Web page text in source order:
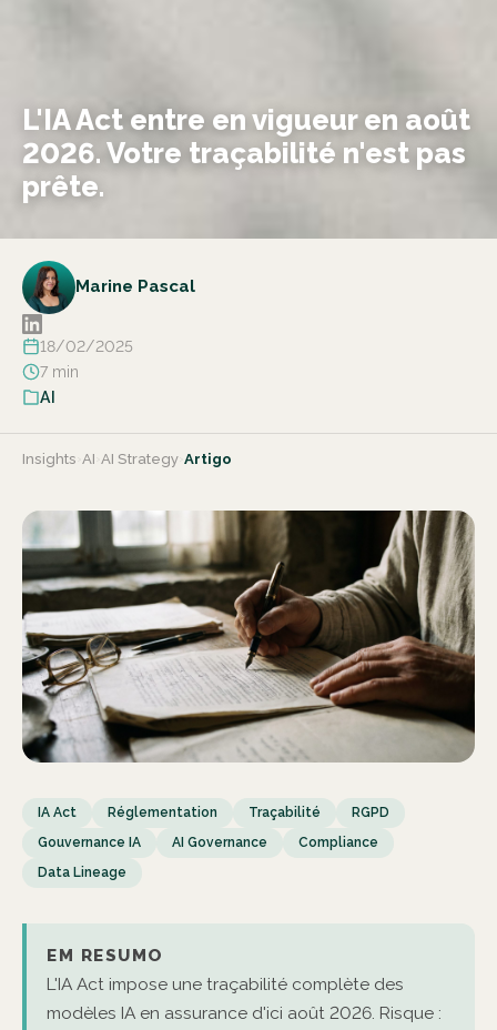
L'IA Act entre en vigueur en août
2026. Votre traçabilité n'est pas
prête.
Marine Pascal
18/02/2025
7 min
AI
Insights AI AI Strategy Artigo
IA Act Réglementation Traçabilité
RGPD
Gouvernance IA
AI Governance
Compliance
Data Lineage
EM RESUMO
L'IA Act impose une traçabilité complète des
modèles IA en assurance d'ici août 2026. Risque :